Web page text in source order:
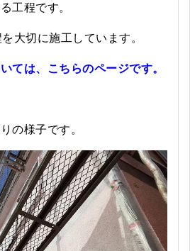
工程です。
大切に施工しています。
ては、こちらのページです。
の様子です。